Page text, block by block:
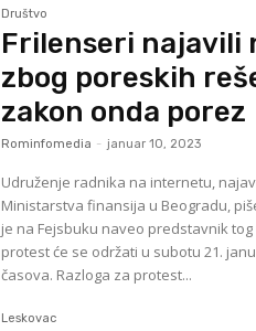
Društvo
Frilenseri najavili
zbog poreskih
zakon onda porez
Rominfomedia - januar 10, 2023
Udruženje radnika na internetu,
Ministarstva finansija u Beogradu, piše
je na Fejsbuku naveo predstavnik
protest će se održati u subotu 21.
časova. Razloga za protest...
Leskovac